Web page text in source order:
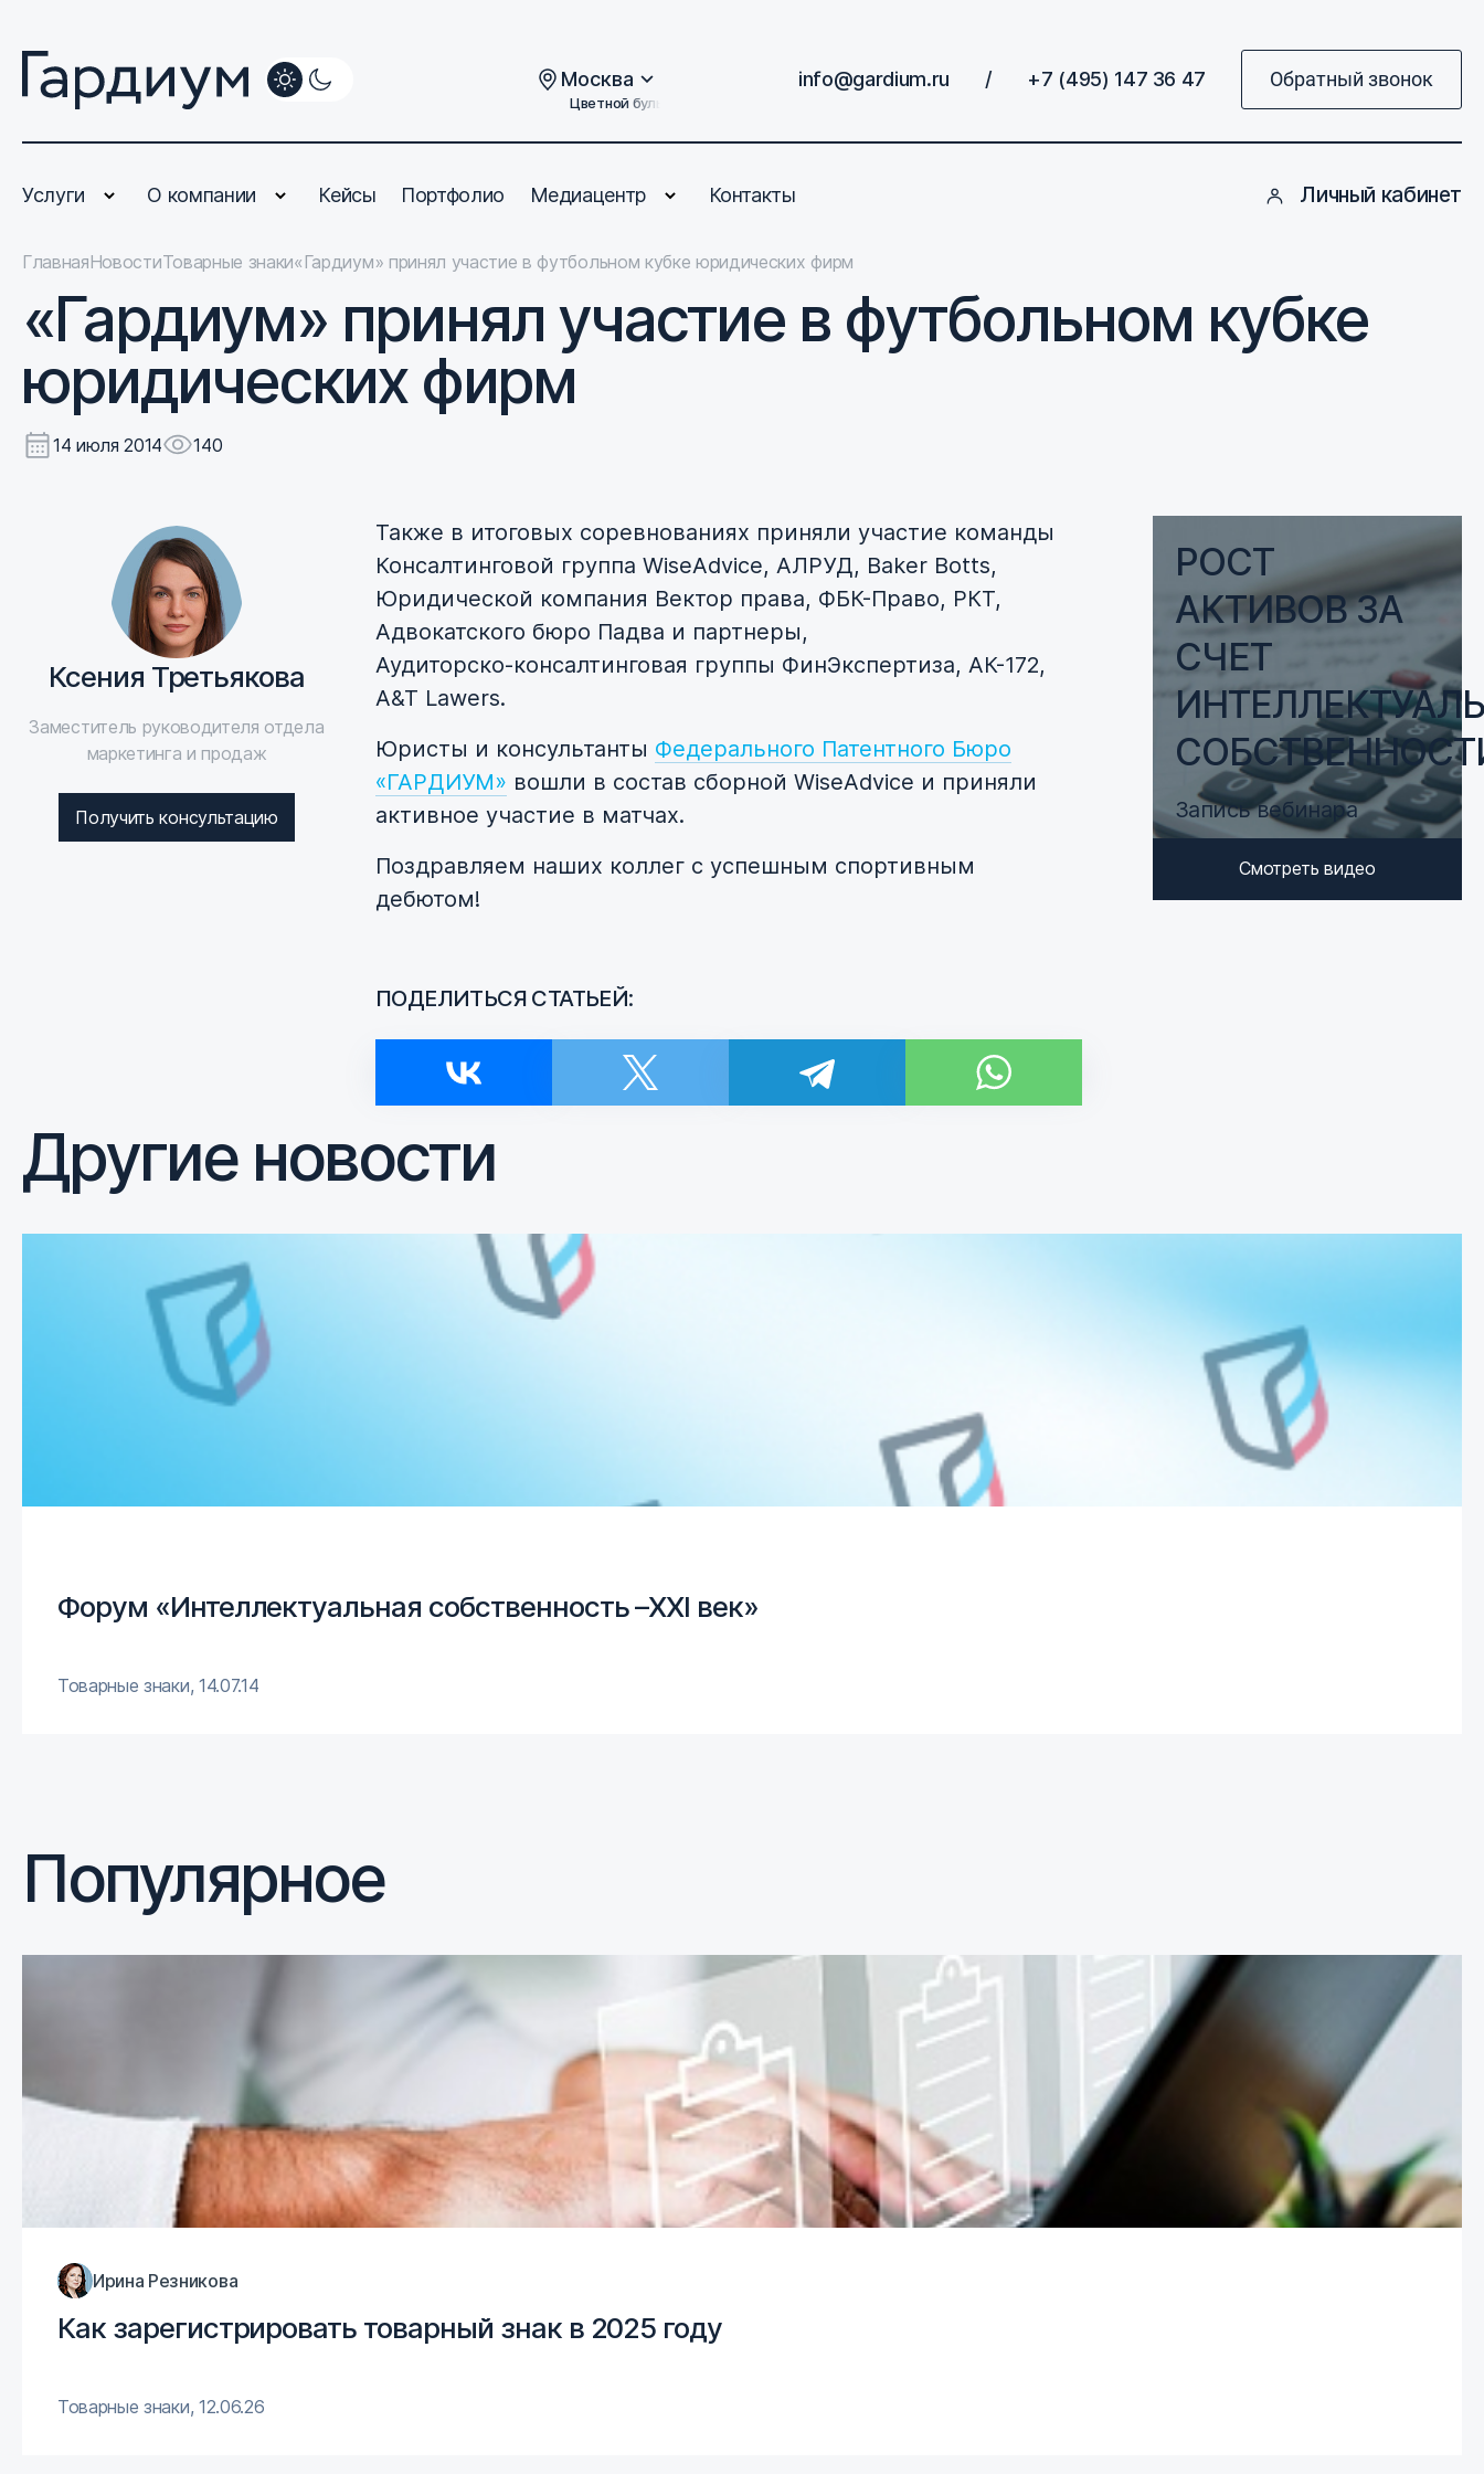
Москва
Цветной бульвар, дом 2
info@gardium.ru / +7 (495) 147 36 47 Обратный звонок
Услуги О компании Кейсы Портфолио Медиацентр Контакты Личный кабинет
ГлавнаяНовостиТоварные знаки«Гардиум» принял участие в футбольном кубке юридических фирм
«Гардиум» принял участие в футбольном кубке
юридических фирм
14 июля 2014 140
Также в итоговых соревнованиях приняли участие команды
Консалтинговой группа WiseAdvice, АЛРУД, Baker Botts,
Юридической компания Вектор права, ФБК-Право, РКТ,
Адвокатского бюро Падва и партнеры,
Аудиторско-консалтинговая группы ФинЭкспертиза, АК-172,
A&T Lawers.
Юристы и консультанты Федерального Патентного Бюро
«ГАРДИУМ» вошли в состав сборной WiseAdvice и приняли
активное участие в матчах.
Поздравляем наших коллег с успешным спортивным
дебютом!
Ксения Третьякова
Заместитель руководителя отдела
маркетинга и продаж
Получить консультацию
ПОДЕЛИТЬСЯ СТАТЬЕЙ:
Другие новости
Форум «Интеллектуальная собственность –XXI век»
Товарные знаки, 14.07.14
Популярное
Как зарегистрировать товарный знак в 2025 году
Ирина Резникова
Товарные знаки, 12.06.26
РОСТ
АКТИВОВ ЗА
СЧЕТ
Запись вебинара
Смотреть видео